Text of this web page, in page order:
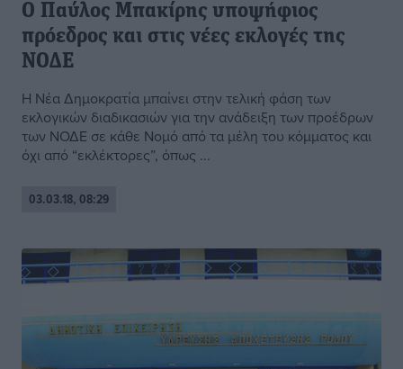
Ο Παύλος Μπακίρης υποψήφιος
πρόεδρος και στις νέες εκλογές της
ΝΟΔΕ
Η Νέα Δημοκρατία μπαίνει στην τελική φάση των
εκλογικών διαδικασιών για την ανάδειξη των προέδρων
των ΝΟΔΕ σε κάθε Νομό από τα μέλη του κόμματος και
όχι από “εκλέκτορες”, όπως ...
03.03.18, 08:29